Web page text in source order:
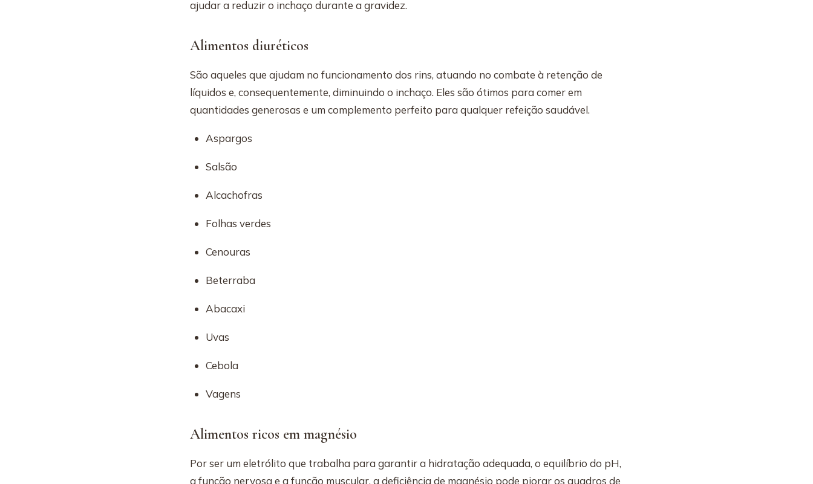
ajudar a reduzir o inchaço durante a gravidez.
Alimentos diuréticos
São aqueles que ajudam no funcionamento dos rins, atuando no combate à retenção de
líquidos e, consequentemente, diminuindo o inchaço. Eles são ótimos para comer em
quantidades generosas e um complemento perfeito para qualquer refeição saudável.
Aspargos
Salsão
Alcachofras
Folhas verdes
Cenouras
Beterraba
Abacaxi
Uvas
Cebola
Vagens
Alimentos ricos em magnésio
Por ser um eletrólito que trabalha para garantir a hidratação adequada, o equilíbrio do pH,
a função nervosa e a função muscular, a deficiência de magnésio pode piorar os quadros de